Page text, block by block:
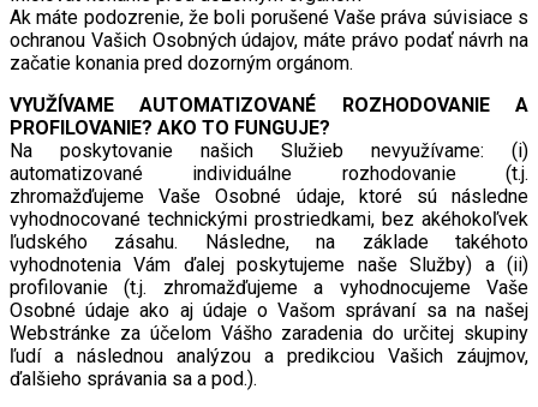
Ak máte podozrenie, že boli porušené Vaše práva súvisiace s
ochranou Vašich Osobných údajov, máte právo podať návrh na
začatie konania pred dozorným orgánom.
VYUŽÍVAME AUTOMATIZOVANÉ ROZHODOVANIE A
PROFILOVANIE? AKO TO FUNGUJE?
Na poskytovanie našich Služieb nevyužívame: (i)
automatizované individuálne rozhodovanie (t.j.
zhromažďujeme Vaše Osobné údaje, ktoré sú následne
vyhodnocované technickými prostriedkami, bez akéhokoľvek
ľudského zásahu. Následne, na základe takéhoto
vyhodnotenia Vám ďalej poskytujeme naše Služby) a (ii)
profilovanie (t.j. zhromažďujeme a vyhodnocujeme Vaše
Osobné údaje ako aj údaje o Vašom správaní sa na našej
Webstránke za účelom Vášho zaradenia do určitej skupiny
ľudí a následnou analýzou a predikciou Vašich záujmov,
ďalšieho správania sa a pod.).